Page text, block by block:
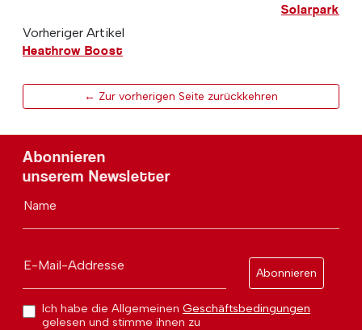
Solarpark
Vorheriger Artikel
Heathrow Boost
← Zur vorherigen Seite zurückkehren
Abonnieren
unserem Newsletter
Name
E-Mail-Addresse
Abonnieren
Ich habe die Allgemeinen Geschäftsbedingungen
gelesen und stimme ihnen zu